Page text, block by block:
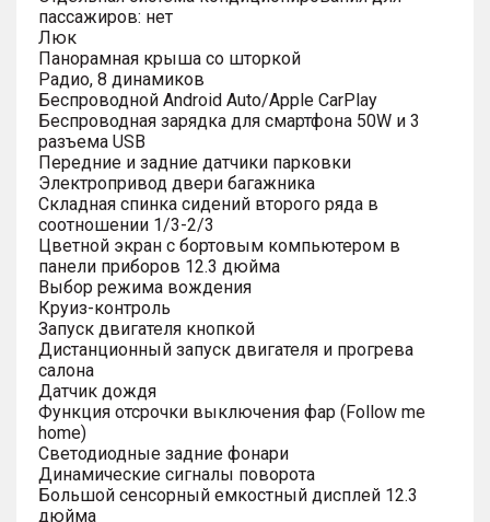
пассажиров: нет
Люк
Панорамная крыша со шторкой
Радио, 8 динамиков
Беспроводной Android Auto/Apple CarPlay
Беспроводная зарядка для смартфона 50W и 3
разъема USB
Передние и задние датчики парковки
Электропривод двери багажника
Складная спинка сидений второго ряда в
соотношении 1/3-2/3
Цветной экран с бортовым компьютером в
панели приборов 12.3 дюйма
Выбор режима вождения
Круиз-контроль
Запуск двигателя кнопкой
Дистанционный запуск двигателя и прогрева
салона
Датчик дождя
Функция отсрочки выключения фар (Follow me
home)
Светодиодные задние фонари
Динамические сигналы поворота
Большой сенсорный емкостный дисплей 12.3
дюйма